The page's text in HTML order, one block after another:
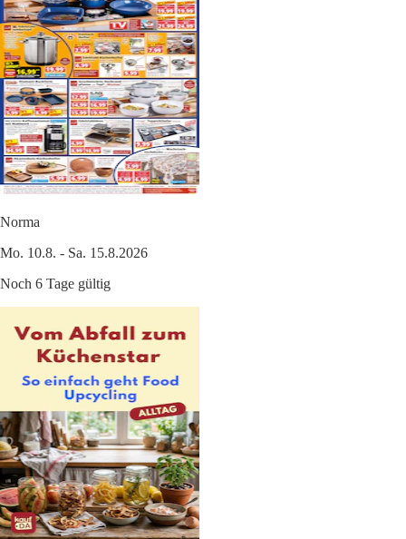
Norma
Mo. 10.8. - Sa. 15.8.2026
Noch 6 Tage gültig